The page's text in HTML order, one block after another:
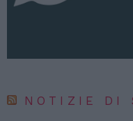
NOTIZIE DI